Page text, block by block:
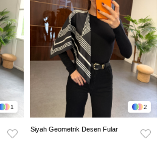
1 2
Siyah Geometrik Desen Fular